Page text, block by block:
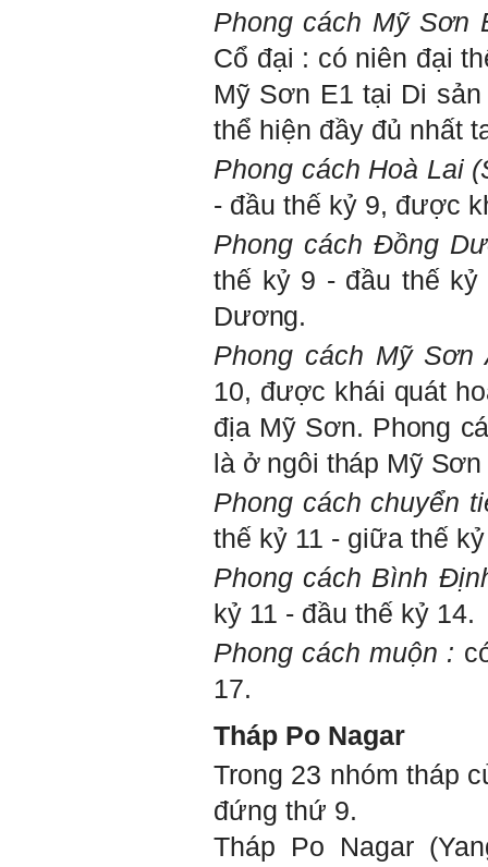
Phong cách Mỹ Sơn
Cổ đại : có niên đại
Mỹ Sơn E1 tại Di
thể hiện đầy đủ nhất
Phong cách Hoà Lai
- đầu thế kỷ 9, được
Phong cách Đồng
thế kỷ 9 - đầu thế
Dương.
Phong cách Mỹ Sơn
10, được khái quát
địa Mỹ Sơn. Phong
là ở ngôi tháp Mỹ Sơn
Phong cách chuyển
thế kỷ 11 - giữa thế
Phong cách Bình
kỷ 11 - đầu thế kỷ 14.
Phong cách muộn :
17.
Tháp Po Nagar
Trong 23 nhóm tháp
đứng thứ 9.
Tháp Po Nagar